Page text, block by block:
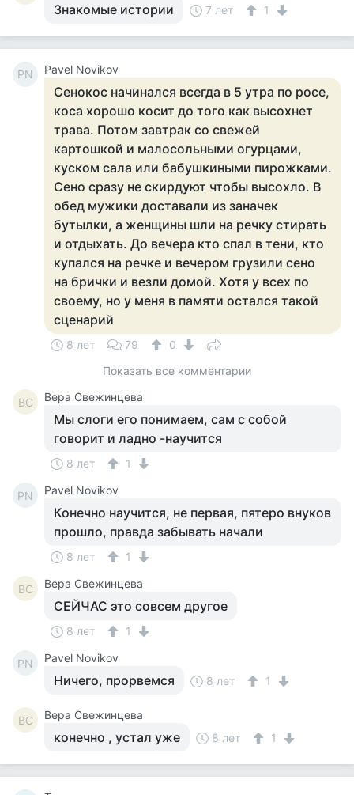
Знакомые истории 7 лет 1
PN Pavel Novikov
Сенокос начинался всегда в 5 утра по росе,
коса хорошо косит до того как высохнет
трава. Потом завтрак со свежей
картошкой и малосольными огурцами,
куском сала или бабушкиными пирожками.
Сено сразу не скирдуют чтобы высохло. В
обед мужики доставали из заначек
бутылки, а женщины шли на речку стирать
и отдыхать. До вечера кто спал в тени, кто
купался на речке и вечером грузили сено
на брички и везли домой. Хотя у всех по
своему, но у меня в памяти остался такой
сценарий
8 лет 79
0
Показать все комментарии
ВС Вера Свежинцева
Мы слоги его понимаем, сам с собой
говорит и ладно -научится
8 лет 1
PN Pavel Novikov
Конечно научится, не первая, пятеро внуков
прошло, правда забывать начали
8 лет 1
ВС Вера Свежинцева
СЕЙЧАС это совсем другое
8 лет 1
PN Pavel Novikov
Ничего, прорвемся 8 лет 1
ВС Вера Свежинцева
конечно , устал уже 8 лет 1